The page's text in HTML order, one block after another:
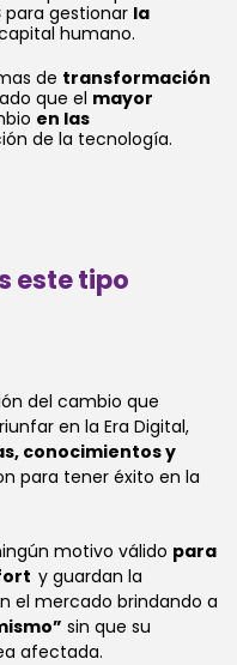
para gestionar la
humano.
de transformación
que el mayor
en las
de la tecnología.
este tipo
del cambio que
en la Era Digital,
conocimientos y
para tener éxito en la
motivo válido para
y guardan la
el mercado brindando a
sin que su
afectada.